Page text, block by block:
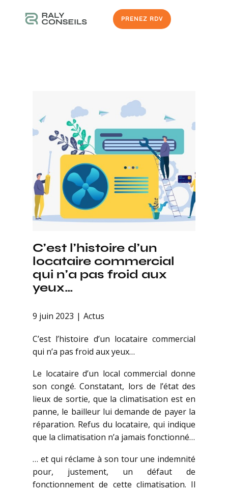
PRENEZ RDV
C’est l’histoire d’un
locataire commercial
qui n’a pas froid aux
yeux…
9 juin 2023 Actus
C’est l’histoire d’un locataire commercial
qui n’a pas froid aux yeux…
Le locataire d’un local commercial donne
son congé. Constatant, lors de l’état des
lieux de sortie, que la climatisation est en
panne, le bailleur lui demande de payer la
réparation. Refus du locataire, qui indique
que la climatisation n’a jamais fonctionné…
… et qui réclame à son tour une indemnité
pour, justement, un défaut de
fonctionnement de cette climatisation. Il